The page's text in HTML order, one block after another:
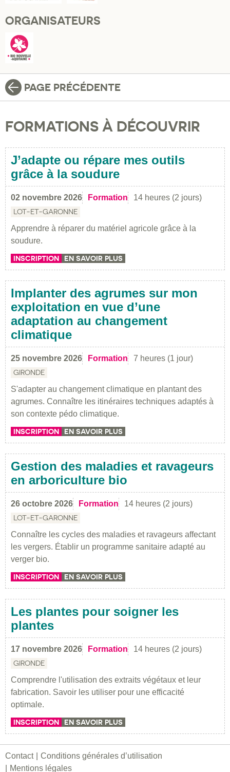
ORGANISATEURS
PAGE PRÉCÉDENTE
FORMATIONS À DÉCOUVRIR
J’adapte ou répare mes outils
grâce à la soudure
02 novembre 2026 Formation 14 heures (2 jours)
LOT-ET-GARONNE
Apprendre à réparer du matériel agricole grâce à la
soudure.
INSCRIPTION EN SAVOIR PLUS
Implanter des agrumes sur mon
exploitation en vue d’une
adaptation au changement
climatique
25 novembre 2026 Formation 7 heures (1 jour)
GIRONDE
S'adapter au changement climatique en plantant des
agrumes. Connaître les itinéraires techniques adaptés à
son contexte pédo climatique.
INSCRIPTION EN SAVOIR PLUS
Gestion des maladies et ravageurs
en arboriculture bio
26 octobre 2026 Formation 14 heures (2 jours)
LOT-ET-GARONNE
Connaître les cycles des maladies et ravageurs affectant
les vergers. Établir un programme sanitaire adapté au
verger bio.
INSCRIPTION EN SAVOIR PLUS
Les plantes pour soigner les
plantes
17 novembre 2026 Formation 14 heures (2 jours)
GIRONDE
Comprendre l'utilisation des extraits végétaux et leur
fabrication. Savoir les utiliser pour une efficacité
optimale.
INSCRIPTION EN SAVOIR PLUS
Contact
Conditions générales d’utilisation
Mentions légales